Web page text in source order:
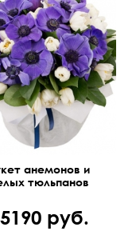
см 40 см
анемонов и
тюльпанов
руб.